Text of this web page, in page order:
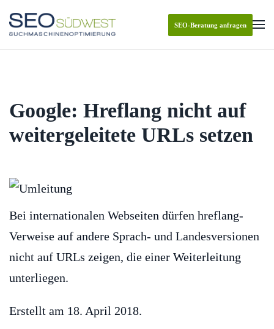
Skip to main content
SEO-Beratung anfragen
Google: Hreflang nicht auf
weitergeleitete URLs setzen
Bei internationalen Webseiten dürfen hreflang-
Verweise auf andere Sprach- und Landesversionen
nicht auf URLs zeigen, die einer Weiterleitung
unterliegen.
Erstellt am 18. April 2018.